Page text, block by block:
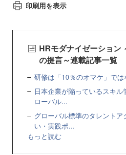
印刷用を表示
HRモダナイゼーション
の提言～連載記事一覧
研修は「10％のオマケ」で
日本企業が陥っているスキ
ローバル...
グローバル標準のタレント
い・実践ポ...
もっと読む